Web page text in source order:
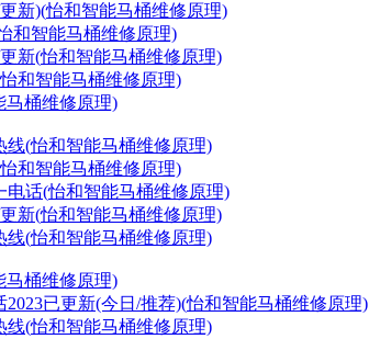
新)(怡和智能马桶维修原理)
和智能马桶维修原理)
新(怡和智能马桶维修原理)
怡和智能马桶维修原理)
马桶维修原理)
线(怡和智能马桶维修原理)
怡和智能马桶维修原理)
电话(怡和智能马桶维修原理)
新(怡和智能马桶维修原理)
线(怡和智能马桶维修原理)
马桶维修原理)
已更新(今日/推荐)(怡和智能马桶维修原理)
线(怡和智能马桶维修原理)